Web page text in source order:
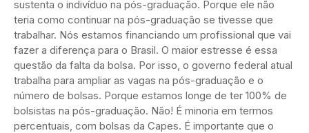
sustenta o indivíduo na pós-graduação. Porque ele não
teria como continuar na pós-graduação se tivesse que
trabalhar. Nós estamos financiando um profissional que vai
fazer a diferença para o Brasil. O maior estresse é essa
questão da falta da bolsa. Por isso, o governo federal atual
trabalha para ampliar as vagas na pós-graduação e o
número de bolsas. Porque estamos longe de ter 100% de
bolsistas na pós-graduação. Não! É minoria em termos
percentuais, com bolsas da Capes. É importante que o